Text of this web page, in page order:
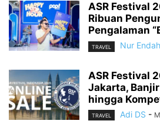
ASR Festival
Ribuan
Pengalaman
TRAVEL Nur Endah
ASR Festival
Jakarta,
hingga
TRAVEL Adi DS -